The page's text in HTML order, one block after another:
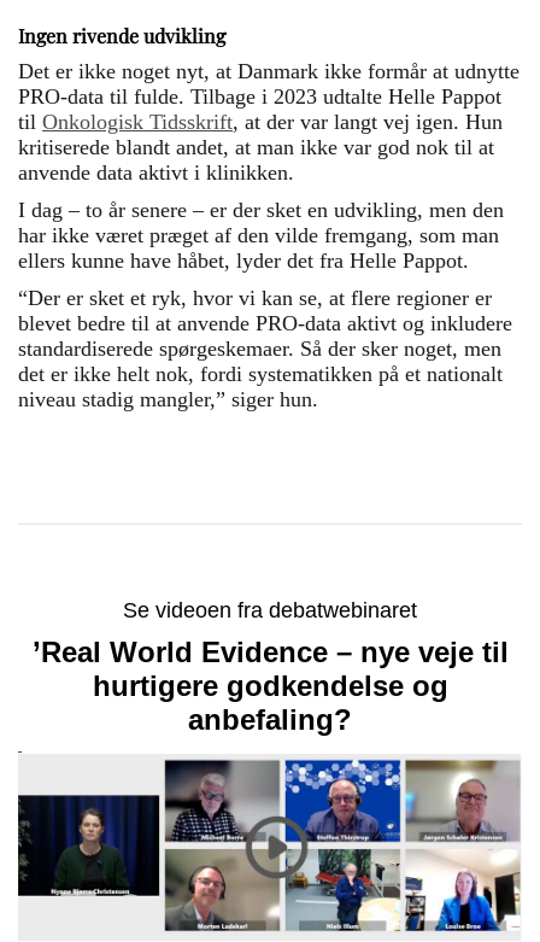
Ingen rivende udvikling
Det er ikke noget nyt, at Danmark ikke formår at udnytte
PRO-data til fulde. Tilbage i 2023 udtalte Helle Pappot
til Onkologisk Tidsskrift, at der var langt vej igen. Hun
kritiserede blandt andet, at man ikke var god nok til at
anvende data aktivt i klinikken.
I dag – to år senere – er der sket en udvikling, men den
har ikke været præget af den vilde fremgang, som man
ellers kunne have håbet, lyder det fra Helle Pappot.
“Der er sket et ryk, hvor vi kan se, at flere regioner er
blevet bedre til at anvende PRO-data aktivt og inkludere
standardiserede spørgeskemaer. Så der sker noget, men
det er ikke helt nok, fordi systematikken på et nationalt
niveau stadig mangler,” siger hun.
Se videoen fra debatwebinaret
’Real World Evidence – nye veje til
hurtigere godkendelse og
anbefaling?